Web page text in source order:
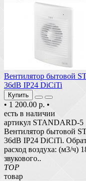
Вентилятор бытовой
36dB IP24 DiCiTi
Купить
• 1 200.00 р. •
есть в наличии
артикул STANDARD-5
Вентилятор бытовой
36dB IP24 DiCiTi.
расход воздуха: (м3/ч)
звукового..
TOP
товар